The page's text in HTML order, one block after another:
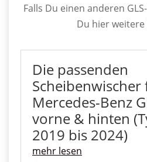
Falls Du einen anderen
Du hier weitere
Die passenden
Scheibenwischer
Mercedes-Benz
vorne & hinten
2019 bis 2024)
mehr lesen